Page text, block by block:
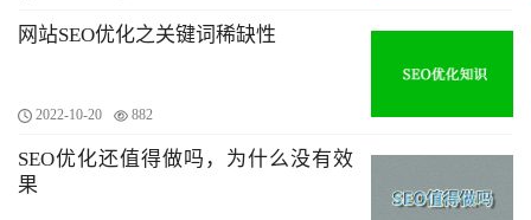
网站SEO优化之关键词稀缺性
2022-10-20 882
SEO优化还值得做吗，为什么没有效
果